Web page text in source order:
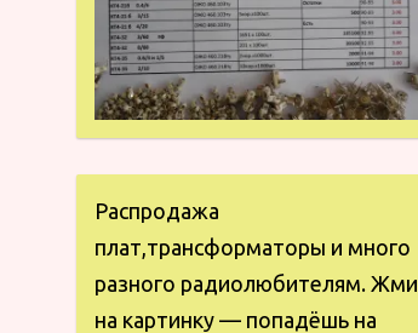
Распродажа
плат,трансформаторы и много
разного радиолюбителям. Жми
на картинку — попадёшь на